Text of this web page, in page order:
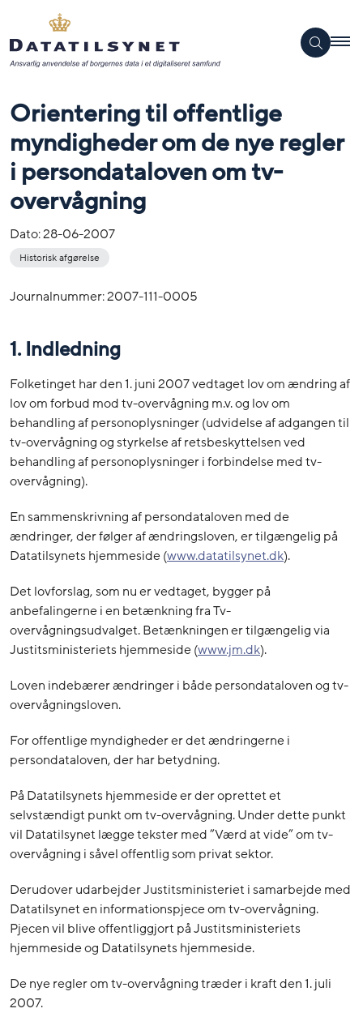
Orientering til offentlige
myndigheder om de nye regler
i persondataloven om tv-
overvågning
Dato:28-06-2007
Historisk afgørelse
Journalnummer: 2007-111-0005
1. Indledning
Folketinget har den 1. juni 2007 vedtaget lov om ændring af
lov om forbud mod tv-overvågning m.v. og lov om
behandling af personoplysninger (udvidelse af adgangen til
tv-overvågning og styrkelse af retsbeskyttelsen ved
behandling af personoplysninger i forbindelse med tv-
overvågning).
En sammenskrivning af persondataloven med de
ændringer, der følger af ændringsloven, er tilgængelig på
Datatilsynets hjemmeside (www.datatilsynet.dk).
Det lovforslag, som nu er vedtaget, bygger på
anbefalingerne i en betænkning fra Tv-
overvågningsudvalget. Betænkningen er tilgængelig via
Justitsministeriets hjemmeside (www.jm.dk).
Loven indebærer ændringer i både persondataloven og tv-
overvågningsloven.
For offentlige myndigheder er det ændringerne i
persondataloven, der har betydning.
På Datatilsynets hjemmeside er der oprettet et
selvstændigt punkt om tv-overvågning. Under dette punkt
vil Datatilsynet lægge tekster med ”Værd at vide” om tv-
overvågning i såvel offentlig som privat sektor.
Derudover udarbejder Justitsministeriet i samarbejde med
Datatilsynet en informationspjece om tv-overvågning.
Pjecen vil blive offentliggjort på Justitsministeriets
hjemmeside og Datatilsynets hjemmeside.
De nye regler om tv-overvågning træder i kraft den 1. juli
2007.